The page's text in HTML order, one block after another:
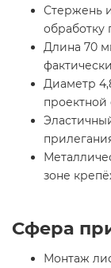
Стержень
Длина 70
Диаметр
проектной
зоне
Сфера
Монтаж